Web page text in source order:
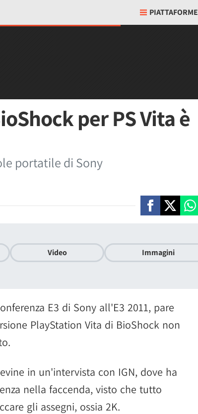
PIATTAFORME
per PS Vita è
portatile di Sony
Video Immagini
E3 di Sony all'E3 2011, pare
PlayStation Vita di BioShock non
in un'intervista con IGN, dove ha
nella faccenda, visto che tutto
gli assegni, ossia 2K.